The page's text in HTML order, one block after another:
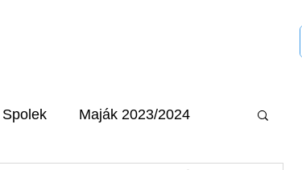
Spolek Maják 2023/2024